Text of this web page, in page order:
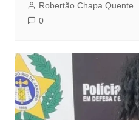
Robertão Chapa Quente
0